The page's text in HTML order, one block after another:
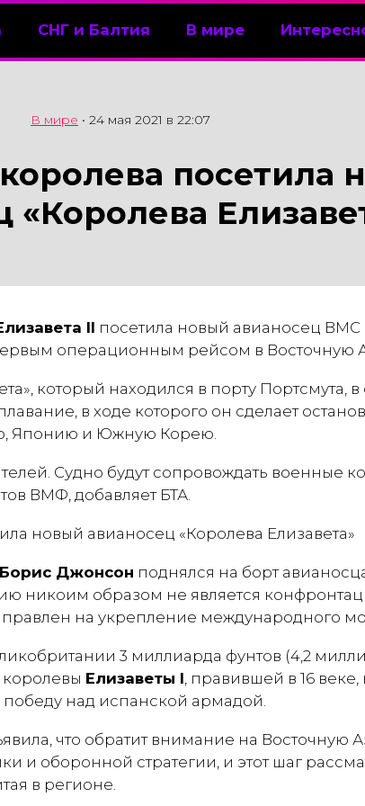
СНГ и Балтия В мире
В мире • 24 мая 2021 в 22:07
посетила
«Королева
II посетила новый авианосец ВМС
операционным рейсом в Восточную
который находился в порту Портсмута, в
в ходе которого он сделает
Японию и Южную Корею.
Судно будут сопровождать военные
ВМФ, добавляет БТА.
Борис Джонсон поднялся на борт
никоим образом не является
на укрепление международного
3 миллиарда фунтов (4,2
королевы Елизаветы I, правившей в 16 веке,
над испанской армадой.
что обратит внимание на Восточную
и оборонной стратегии, и этот шаг
в регионе.